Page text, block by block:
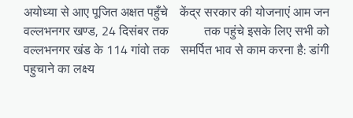
navigation
अयोध्या से आए पूजित अक्षत पहुँचे
वल्लभनगर खण्ड, 24 दिसंबर तक
वल्लभनगर खंड के 114 गांवो तक
पहुचाने का लक्ष्य
केंद्र सरकार की योजनाएं आम जन
तक पहुंचे इसके लिए सभी को
समर्पित भाव से काम करना है: डांगी